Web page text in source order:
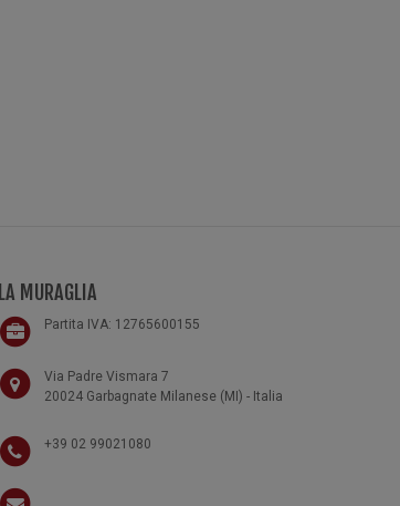
LA MURAGLIA
Partita IVA: 12765600155
Via Padre Vismara 7
20024 Garbagnate Milanese (MI) - Italia
+39 02 99021080